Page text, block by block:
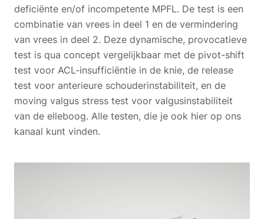
deficiënte en/of incompetente MPFL. De test is een
combinatie van vrees in deel 1 en de vermindering
van vrees in deel 2. Deze dynamische, provocatieve
test is qua concept vergelijkbaar met de pivot-shift
test voor ACL-insufficiëntie in de knie, de release
test voor anterieure schouderinstabiliteit, en de
moving valgus stress test voor valgusinstabiliteit
van de elleboog. Alle testen, die je ook hier op ons
kanaal kunt vinden.